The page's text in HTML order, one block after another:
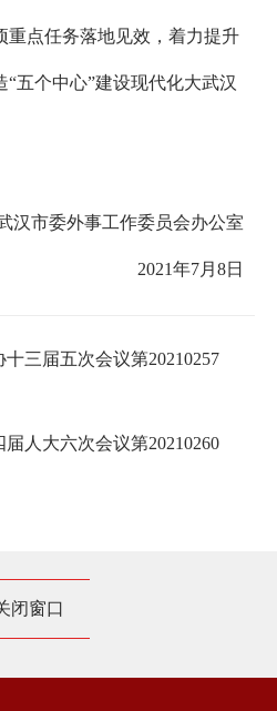
重点任务落地见效，着力提升
五个中心”建设现代化大武汉
汉市委外事工作委员会办公室
2021年7月8日
三届五次会议第20210257
人大六次会议第20210260
闭窗口